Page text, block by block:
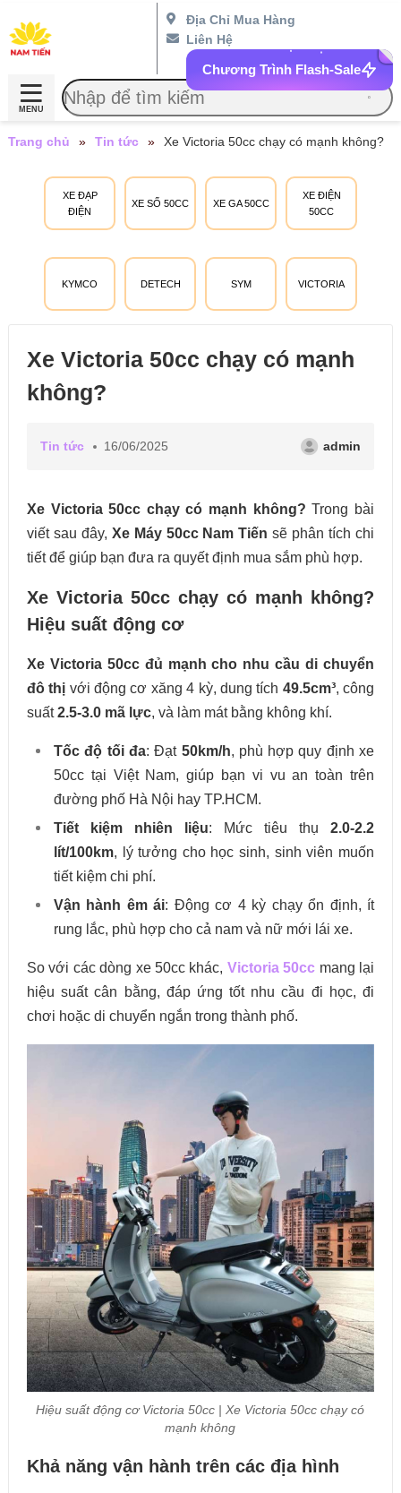
Địa Chỉ Mua Hàng
Liên Hệ
Chương Trình Flash-Sale
MENU
XE ĐẠP
ĐIỆN
XE SỐ 50CC XE GA 50CC
XE ĐIỆN
50CC
KYMCO DETECH SYM VICTORIA
Trang chủ » Tin tức » Xe Victoria 50cc chạy có mạnh không?
Xe Victoria 50cc chạy có mạnh
không?
Tin tức 16/06/2025 admin
Xe Victoria 50cc chạy có mạnh không? Trong bài
viết sau đây, Xe Máy 50cc Nam Tiến sẽ phân tích chi
tiết để giúp bạn đưa ra quyết định mua sắm phù hợp.
Xe Victoria 50cc chạy có mạnh không?
Hiệu suất động cơ
Xe Victoria 50cc đủ mạnh cho nhu cầu di chuyển
đô thị với động cơ xăng 4 kỳ, dung tích 49.5cm³, công
suất2.5-3.0 mã lực, và làm mát bằng không khí.
Tốc độ tối đa: Đạt 50km/h, phù hợp quy định xe
50cc tại Việt Nam, giúp bạn vi vu an toàn trên
đường phố Hà Nội hay TP.HCM.
Tiết kiệm nhiên liệu: Mức tiêu thụ2.0-2.2
lít/100km, lý tưởng cho học sinh, sinh viên muốn
tiết kiệm chi phí.
Vận hành êm ái: Động cơ 4 kỳ chạy ổn định, ít
rung lắc, phù hợp cho cả nam và nữ mới lái xe.
So với các dòng xe 50cc khác, Victoria 50cc mang lại
hiệu suất cân bằng, đáp ứng tốt nhu cầu đi học, đi
chơi hoặc di chuyển ngắn trong thành phố.
Hiệu suất động cơ Victoria 50cc | Xe Victoria 50cc chạy có
mạnh không
Khả năng vận hành trên các địa hình